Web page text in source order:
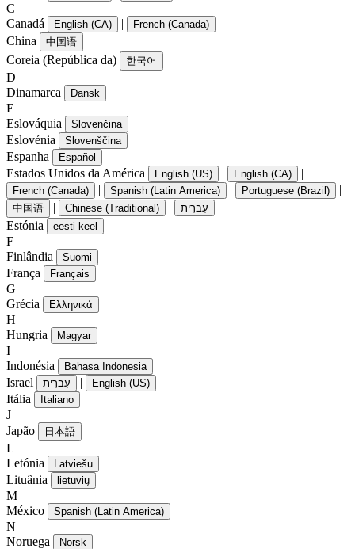
C
Canadá
English (CA) | French (Canada)
China 中国语
Coreia (República da) 한국어
D
Dinamarca
Dansk
E
Eslováquia
Slovenčina
Eslovénia Slovenščina
Espanha Español
Estados Unidos da América English (US) | English (CA) |
French (Canada) | Spanish (Latin America) | Portuguese (Brazil) |
中国语 | Chinese (Traditional) | עִברִית
Estónia eesti keel
F
Finlândia
Suomi
França Français
G
Grécia
Ελληνικά
H
Hungria
Magyar
I
Indonésia
Bahasa Indonesia
Israel עִברִית | English (US)
Itália Italiano
J
Japão
日本語
L
Letónia
Latviešu
Lituânia lietuvių
M
México
Spanish (Latin America)
N
Noruega
Norsk